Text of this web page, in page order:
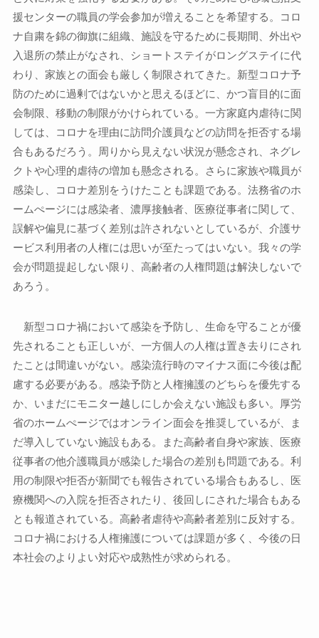
援センターの職員の学会参加が増えることを希望する。コロ
ナ自粛を錦の御旗に組織、施設を守るために長期間、外出や
入退所の禁止がなされ、ショートステイがロングステイに代
わり、家族との面会も厳しく制限されてきた。新型コロナ予
防のために過剰ではないかと思えるほどに、かつ盲目的に面
会制限、移動の制限がかけられている。一方家庭内虐待に関
しては、コロナを理由に訪問介護員などの訪問を拒否する場
合もあるだろう。周りから見えない状況が懸念され、ネグレ
クトや心理的虐待の増加も懸念される。さらに家族や職員が
感染し、コロナ差別をうけたことも課題である。法務省のホ
ームぺージには感染者、濃厚接触者、医療従事者に関して、
誤解や偏見に基づく差別は許されないとしているが、介護サ
ービス利用者の人権には思いが至たってはいない。我々の学
会が問題提起しない限り、高齢者の人権問題は解決しないで
あろう。
新型コロナ禍において感染を予防し、生命を守ることが優
先されることも正しいが、一方個人の人権は置き去りにされ
たことは間違いがない。感染流行時のマイナス面に今後は配
慮する必要がある。感染予防と人権擁護のどちらを優先する
か、いまだにモニター越しにしか会えない施設も多い。厚労
省のホームぺージではオンライン面会を推奨しているが、ま
だ導入していない施設もある。また高齢者自身や家族、医療
従事者の他介護職員が感染した場合の差別も問題である。利
用の制限や拒否が新聞でも報告されている場合もあるし、医
療機関への入院を拒否されたり、後回しにされた場合もある
とも報道されている。高齢者虐待や高齢者差別に反対する。
コロナ禍における人権擁護については課題が多く、今後の日
本社会のよりよい対応や成熟性が求められる。